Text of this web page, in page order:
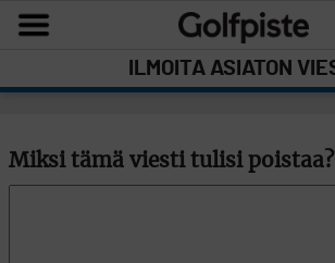
ILMOITA ASIATON
Miksi tämä viesti tulisi poistaa?